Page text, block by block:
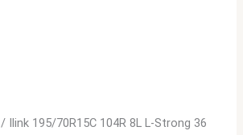
/ Ilink 195/70R15C 104R 8L L-Strong 36